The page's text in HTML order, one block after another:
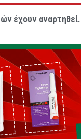
έχουν αναρτηθεί.